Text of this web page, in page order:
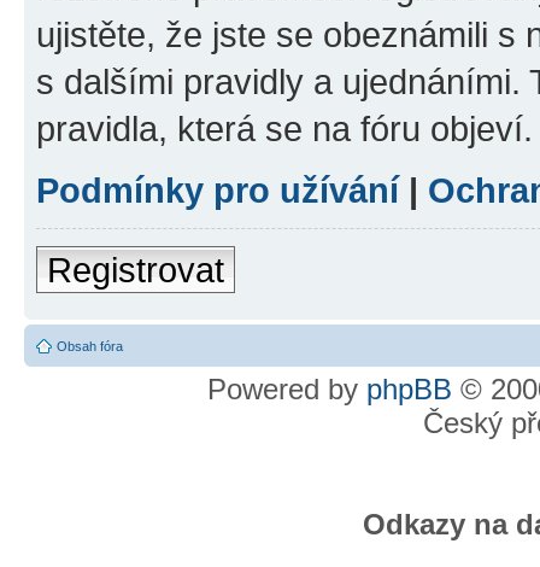
ujistěte, že jste se obeznámili s
s dalšími pravidly a ujednáními.
pravidla, která se na fóru objeví.
Podmínky pro užívání|
Registrovat
Obsah fóra
Powered by phpBB ©
Český
Odkazy na